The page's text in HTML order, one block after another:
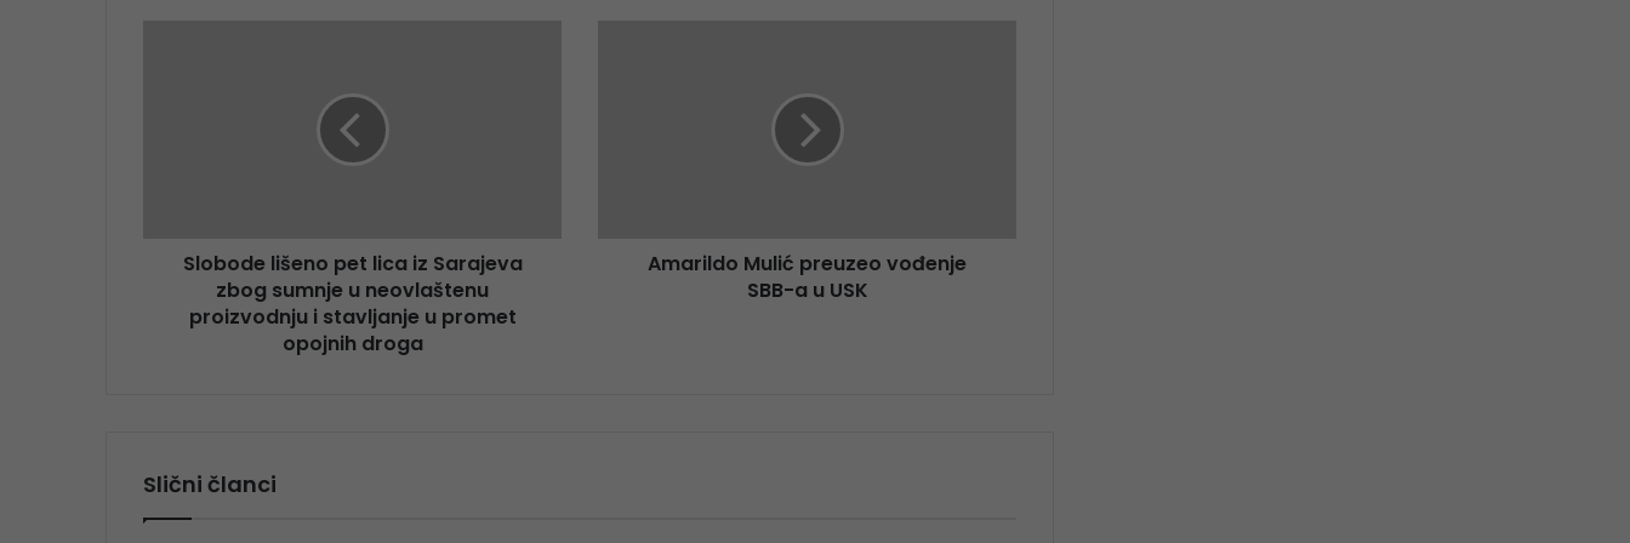
Slobode lišeno pet lica iz Sarajeva
zbog sumnje u neovlaštenu
proizvodnju i stavljanje u promet
opojnih droga
Amarildo Mulić preuzeo vođenje
SBB-a u USK
Slični članci